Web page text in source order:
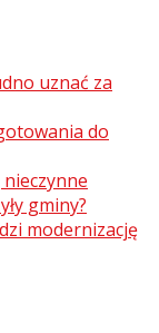
uznać za
do
gminy?
modernizację